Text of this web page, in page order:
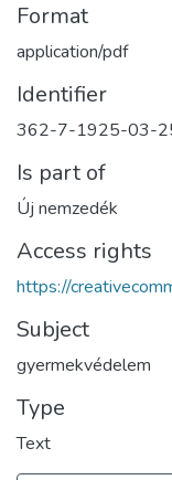
Format
application/pdf
Identifier
362-7-1925-03-
Is part of
Új nemzedék
Access rights
https://
Subject
gyermekvédelem
Type
Text